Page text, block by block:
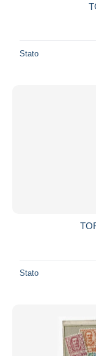
Stato
Stato